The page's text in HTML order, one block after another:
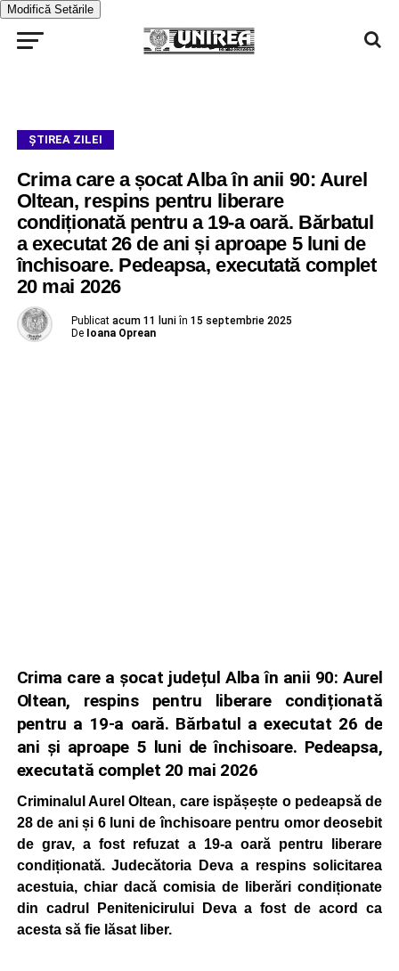
Modifică Setările
ŞTIREA ZILEI
Crima care a șocat Alba în anii 90: Aurel
Oltean, respins pentru liberare
condiționată pentru a 19-a oară. Bărbatul
a executat 26 de ani și aproape 5 luni de
închisoare. Pedeapsa, executată complet
20 mai 2026
Publicat acum 11 luni în 15 septembrie 2025
De Ioana Oprean
Crima care a șocat județul Alba în anii 90: Aurel
Oltean, respins pentru liberare condiționată
pentru a 19-a oară. Bărbatul a executat 26 de
ani și aproape 5 luni de închisoare. Pedeapsa,
executată complet 20 mai 2026
Criminalul Aurel Oltean, care ispășește o pedeapsă de
28 de ani și 6 luni de închisoare pentru omor deosebit
de grav, a fost refuzat a 19-a oară pentru liberare
condiționată. Judecătoria Deva a respins solicitarea
acestuia, chiar dacă comisia de liberări condiționate
din cadrul Penitenicirului Deva a fost de acord ca
acesta să fie lăsat liber.